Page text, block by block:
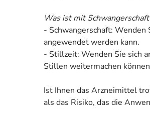
Was ist mit
- Schwangerschaft:
angewendet werden kann.
- Stillzeit: Wenden Sie sich
Stillen weitermachen
Ist Ihnen das Arzneimittel
als das Risiko, das die